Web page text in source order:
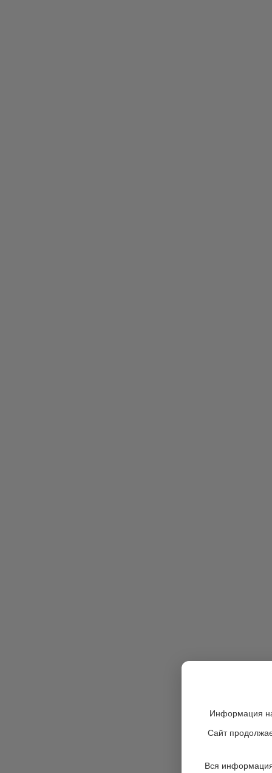
Информация
Сайт
Вся